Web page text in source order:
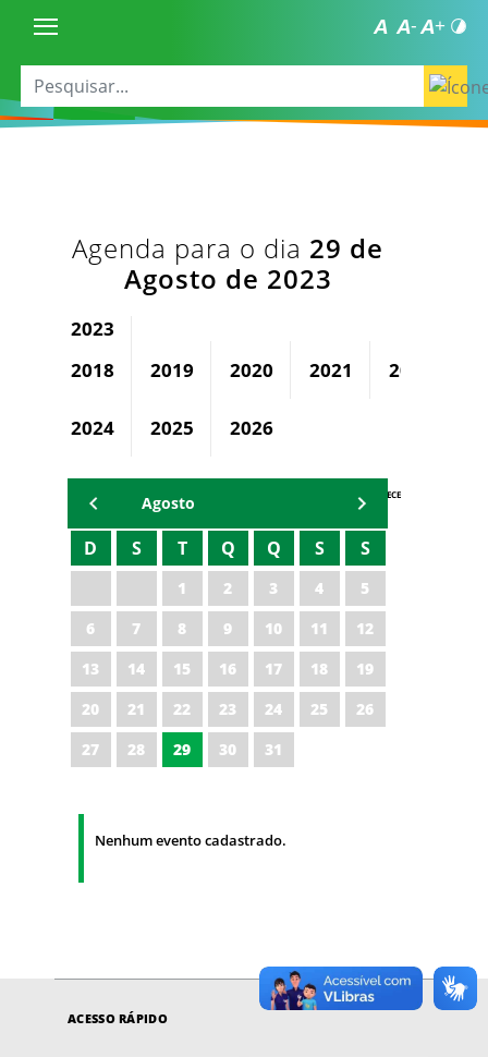
Agenda para o dia 29 de
Agosto de 2023
2023
2018
2019 2020 2021 2022
2024 2025 2026
AGENDA IPECE
Agosto
D S T Q Q S S
1 2 3 4
5
6
7 8 9 10 11
12
13
14 15 16 17 18
19
20
21 22 23 24 25
26
27
28 29 30 31
Nenhum evento cadastrado.
ACESSO RÁPIDO